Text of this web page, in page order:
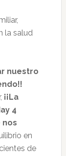
la salud
nuestro
¡¡La
4
nos
en
de